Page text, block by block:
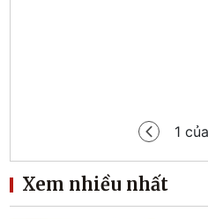
1 của
Xem nhiều nhất